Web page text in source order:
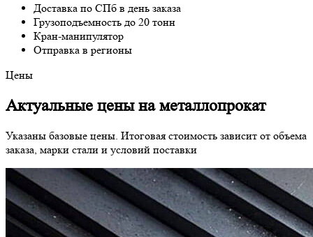
Доставка по СПб в день заказа
Грузоподъемность до 20 тонн
Кран-манипулятор
Отправка в регионы
Цены
Актуальные цены на металлопрокат
Указаны базовые цены. Итоговая стоимость зависит от объема
заказа, марки стали и условий поставки